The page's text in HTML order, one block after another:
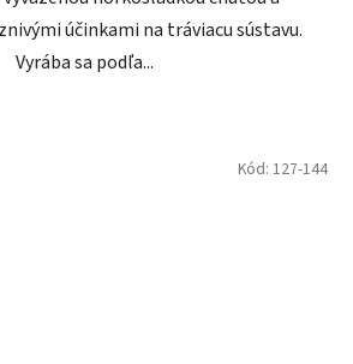
účinkami na tráviacu sústavu.
Vyrába sa podľa...
Kód: 127-144